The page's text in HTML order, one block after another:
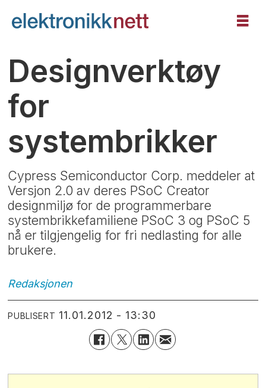
Designverktøy
for
systembrikker
Cypress Semiconductor Corp. meddeler at
Versjon 2.0 av deres PSoC Creator
designmiljø for de programmerbare
systembrikkefamiliene PSoC 3 og PSoC 5
nå er tilgjengelig for fri nedlasting for alle
brukere.
Redaksjonen
PUBLISERT 11.01.2012 - 13:30